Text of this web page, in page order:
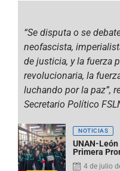
“Se disputa o se
neofascista,
de justicia, y la fuerza
revolucionaria, la
luchando por la paz”,
Secretario Político
NOTICIAS
UNAN-
Primera
Campo de
4 de julio